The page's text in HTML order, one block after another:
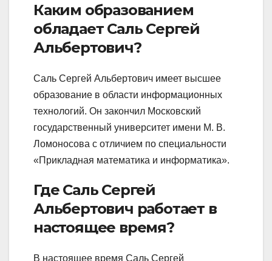
Каким образованием
обладает Саль Сергей
Альбертович?
Саль Сергей Альбертович имеет высшее
образование в области информационных
технологий. Он закончил Московский
государственный университет имени М. В.
Ломоносова с отличием по специальности
«Прикладная математика и информатика».
Где Саль Сергей
Альбертович работает в
настоящее время?
В настоящее время Саль Сергей